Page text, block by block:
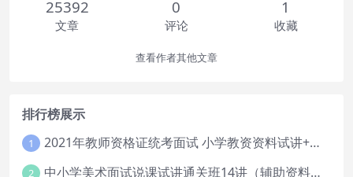
25392
文章
0
评论
1
收藏
查看作者其他文章
排行榜展示
1 2021年教师资格证统考面试 小学教资资料试讲+答辩
2 中小学美术面试说课试讲通关班14讲（辅助资料第一套）